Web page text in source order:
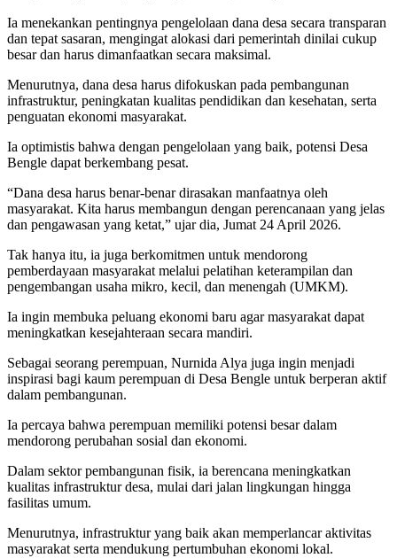
Ia menekankan pentingnya pengelolaan dana desa secara transparan
dan tepat sasaran, mengingat alokasi dari pemerintah dinilai cukup
besar dan harus dimanfaatkan secara maksimal.
Menurutnya, dana desa harus difokuskan pada pembangunan
infrastruktur, peningkatan kualitas pendidikan dan kesehatan, serta
penguatan ekonomi masyarakat.
Ia optimistis bahwa dengan pengelolaan yang baik, potensi Desa
Bengle dapat berkembang pesat.
“Dana desa harus benar-benar dirasakan manfaatnya oleh
masyarakat. Kita harus membangun dengan perencanaan yang jelas
dan pengawasan yang ketat,” ujar dia, Jumat 24 April 2026.
Tak hanya itu, ia juga berkomitmen untuk mendorong
pemberdayaan masyarakat melalui pelatihan keterampilan dan
pengembangan usaha mikro, kecil, dan menengah (UMKM).
Ia ingin membuka peluang ekonomi baru agar masyarakat dapat
meningkatkan kesejahteraan secara mandiri.
Sebagai seorang perempuan, Nurnida Alya juga ingin menjadi
inspirasi bagi kaum perempuan di Desa Bengle untuk berperan aktif
dalam pembangunan.
Ia percaya bahwa perempuan memiliki potensi besar dalam
mendorong perubahan sosial dan ekonomi.
Dalam sektor pembangunan fisik, ia berencana meningkatkan
kualitas infrastruktur desa, mulai dari jalan lingkungan hingga
fasilitas umum.
Menurutnya, infrastruktur yang baik akan memperlancar aktivitas
masyarakat serta mendukung pertumbuhan ekonomi lokal.